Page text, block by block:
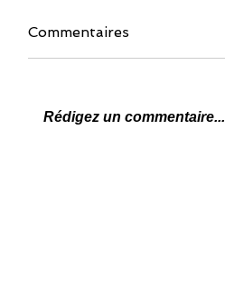
Commentaires
Rédigez un commentaire...